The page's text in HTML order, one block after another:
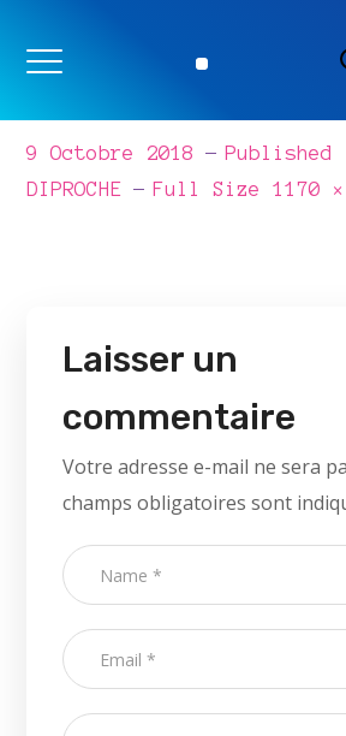
blog_5
9 Octobre 2018
DIPROCHE
Full
Full Size 1170 ×
Laisser un
commentaire
Votre adresse e-mail ne sera
champs obligatoires sont